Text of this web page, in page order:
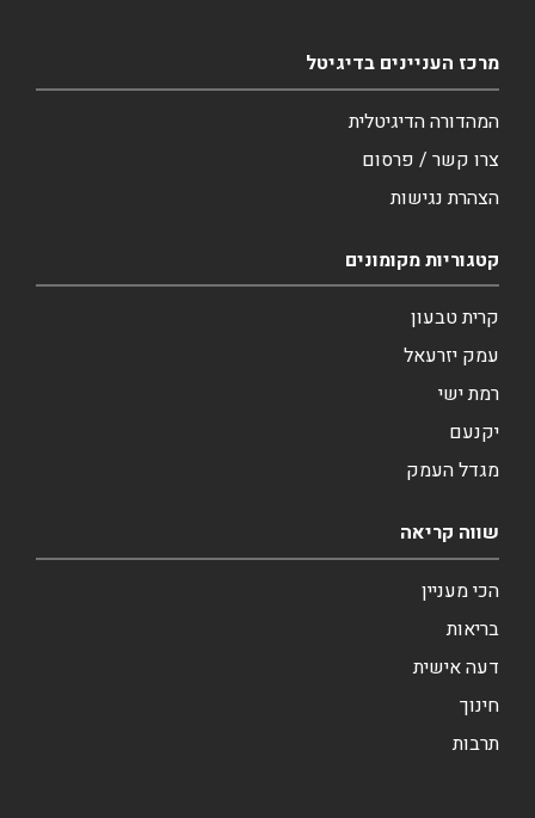
מרכז העניינים בדיגיטל
המהדורה הדיגיטלית
צרו קשר / פרסום
הצהרת נגישות
קטגוריות מקומונים
קרית טבעון
עמק יזרעאל
רמת ישי
יקנעם
מגדל העמק
שווה קריאה
הכי מעניין
בריאות
דעה אישית
חינוך
תרבות